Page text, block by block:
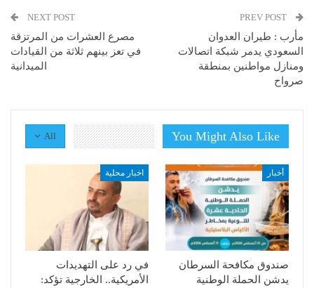
مأرب : طيران العدوان
السعودي يدمر شبكة اتصالات
ومنازل مواطنين بمنطقة
صرواح
NEXT POST
مصرع العشرات من المرتزقة
في تعز بينهم ثلاثة من القيادات
الميدانية
All You Might Also Like
أخبار
صندوق مكافحة السرطان
يدشن الحملة الوطنية
اخبار محلية
في رد على التهديدات
الأمريكية.. الخارجية تؤكد: